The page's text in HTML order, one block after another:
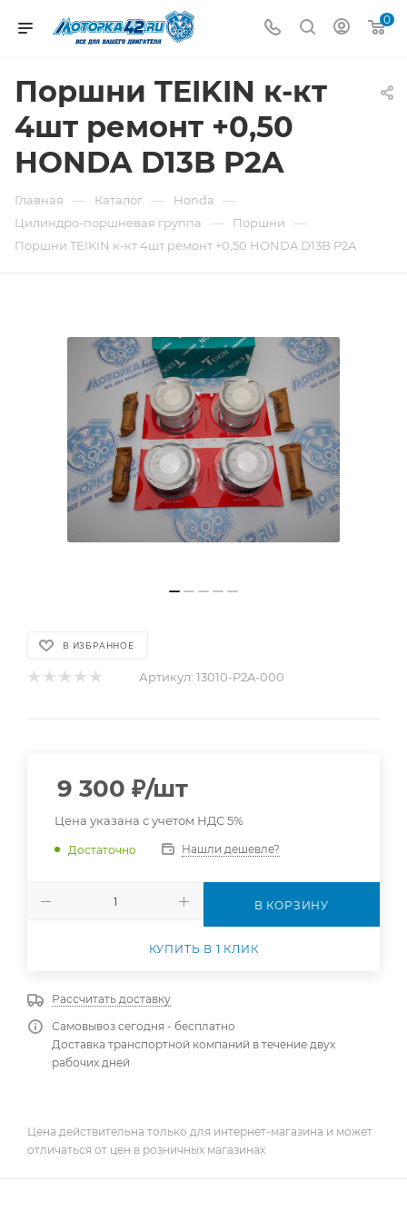
0
Поршни TEIKIN к-кт
4шт ремонт +0,50
HONDA D13B P2A
Главная — Каталог — Honda —
Цилиндро-поршневая группа — Поршни —
Поршни TEIKIN к-кт 4шт ремонт +0,50 HONDA D13B P2A
В ИЗБРАННОЕ
Артикул: 13010-P2A-000
9 300 ₽/шт
Цена указана с учетом НДС 5%
Достаточно Нашли дешевле?
В КОРЗИНУ
КУПИТЬ В 1 КЛИК
Рассчитать доставку
Самовывоз сегодня - бесплатно
Доставка транспортной компаний в течение двух
рабочих дней
Цена действительна только для интернет-магазина и может
отличаться от цен в розничных магазинах